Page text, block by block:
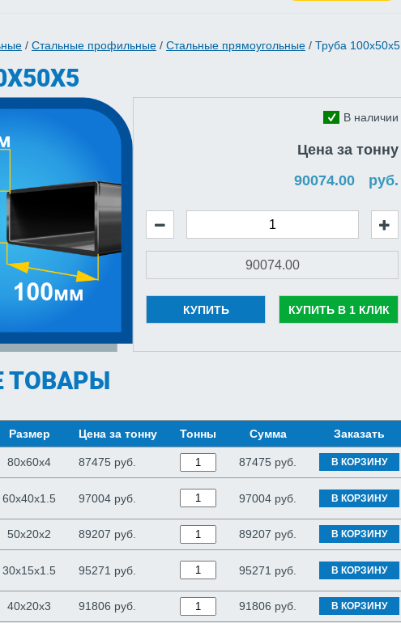
/ Стальные профильные / Стальные прямоугольные / Труба 100х50х5
В наличии
Цена за тонну
руб.
КУПИТЬ КУПИТЬ В 1 КЛИК
ТОВАРЫ
Размер Цена за тонну Тонны Сумма Заказать
80х60х4 87475 руб. 87475 руб. В КОРЗИНУ
60х40х1.5 97004 руб. 97004 руб. В КОРЗИНУ
50х20х2 89207 руб. 89207 руб. В КОРЗИНУ
30х15х1.5 95271 руб. 95271 руб. В КОРЗИНУ
40х20х3 91806 руб. 91806 руб. В КОРЗИНУ